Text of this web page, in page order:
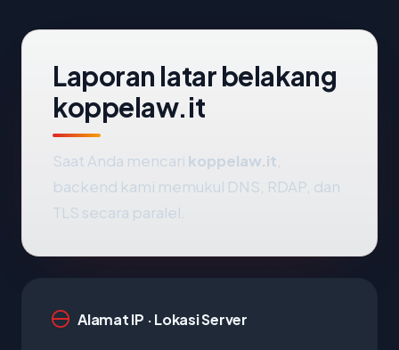
Laporan latar belakang
koppelaw.it
Saat Anda mencari koppelaw.it
backend kami memukul DNS, RDAP, dan
TLS secara paralel.
Alamat IP · Lokasi Server